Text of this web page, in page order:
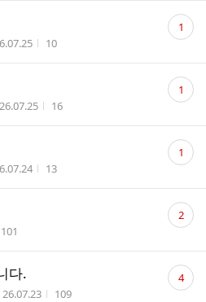
성시간 조회수
10
댓
글 1
작성시간
26.07.25 조회수
16
댓
글 1
성시간 조회수
13
댓
글 1
조회수
101
댓
글 2
다.
작성시간
26.07.23 조회수
109
댓
글 4